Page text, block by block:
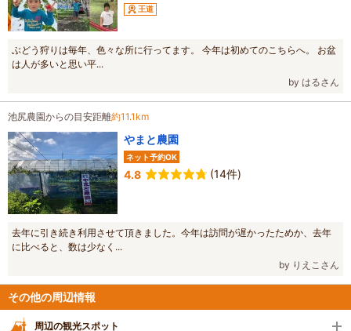
王道
ぶどう狩りは毎年、色々な所に行ってます。 今年は初めてのこちらへ。 お盆
は人が多いと思い平...
by はるさん
池尻農園からの目安距離約11.1km
やまと農園
ネット予約OK
4.8 (14件)
去年に引き続き利用させて頂きました。今年は訪問が遅かったためか、去年
に比べると、数は少なく...
by りえこさん
その他の周辺情報
周辺の観光スポット